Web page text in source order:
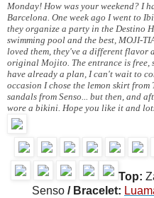
Monday! How was your weekend? I
Barcelona. One week ago I went to
they organize a party in the Destino
swimming pool and the best, MOJI-
loved them, they've a different flavor
original Mojito. The entrance is free,
have already a plan, I can't wait to
occasion I chose the lemon skirt
sandals from Senso... but then, and
wore a bikini. Hope you like it and
Top:
Senso / Bracelet: